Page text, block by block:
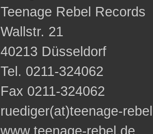
Teenage Rebel Records
Wallstr. 21
40213 Düsseldorf
Tel. 0211-324062
Fax 0211-324062
ruediger(at)teenage-
www.teenage-rebel.de